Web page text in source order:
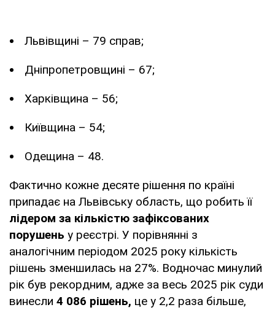
Львівщині – 79 справ;
Дніпропетровщині – 67;
Харківщина – 56;
Київщина – 54;
Одещина – 48.
Фактично кожне десяте рішення по країні
припадає на Львівську область, що робить її
лідером за кількістю зафіксованих
порушень у реєстрі. У порівнянні з
аналогічним періодом 2025 року кількість
рішень зменшилась на 27%. Водночас минулий
рік був рекордним, адже за весь 2025 рік суди
винесли 4 086 рішень, це у 2,2 раза більше,